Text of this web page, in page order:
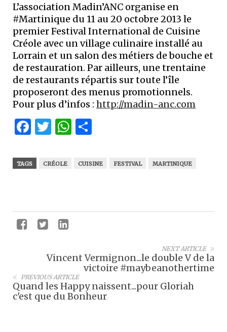
L’association Madin’ANC organise en
#Martinique du 11 au 20 octobre 2013 le
premier Festival International de Cuisine
Créole avec un village culinaire installé au
Lorrain et un salon des métiers de bouche et
de restauration. Par ailleurs, une trentaine
de restaurants répartis sur toute l’île
proposeront des menus promotionnels.
Pour plus d’infos : http://madin-anc.com
Facebook
Twitter
WhatsApp
TAGS CRÉOLE CUISINE FESTIVAL MARTINIQUE
NEXT ARTICLE
Vincent Vermignon...le double V de la
victoire #maybeanothertime
PREVIOUS ARTICLE
Quand les Happy naissent...pour Gloriah
c'est que du Bonheur